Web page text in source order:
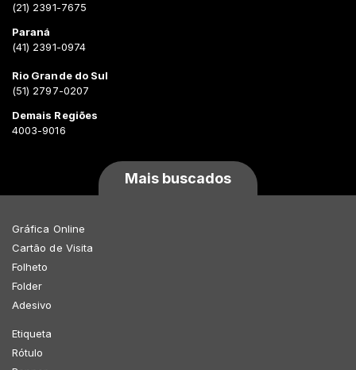
(21) 2391-7675
Paraná
(41) 2391-0974
Rio Grande do Sul
(51) 2797-0207
Demais Regiões
4003-9016
Mais buscados
Gráfica Online
Cartão de Visita
Folheto
Folder
Adesivo
Etiqueta
Rótulo